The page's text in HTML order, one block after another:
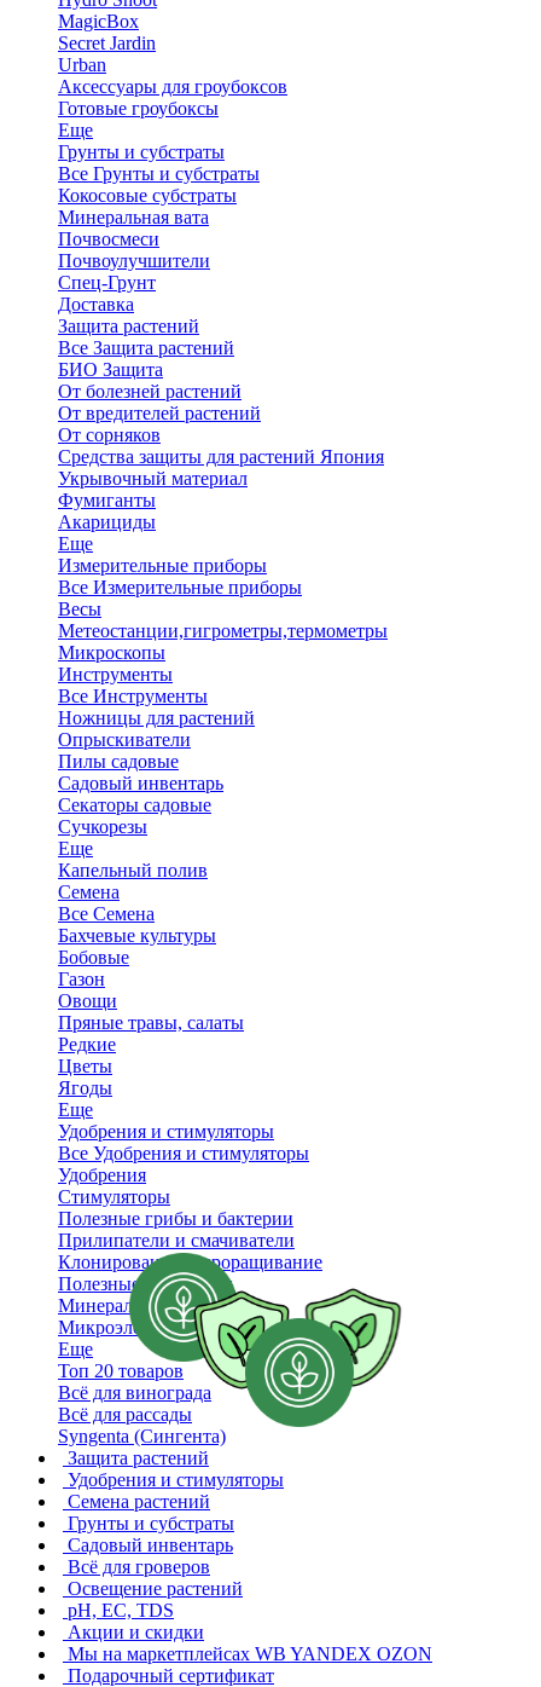
MagicBox
Secret Jardin
Urban
Аксессуары для гроубоксов
Готовые гроубоксы
Еще
Грунты и субстраты
Все Грунты и субстраты
Кокосовые субстраты
Минеральная вата
Почвосмеси
Почвоулучшители
Спец-Грунт
Доставка
Защита растений
Все Защита растений
БИО Защита
От болезней растений
От вредителей растений
От сорняков
Средства защиты для растений Япония
Укрывочный материал
Фумиганты
Акарициды
Еще
Измерительные приборы
Все Измерительные приборы
Весы
Метеостанции,гигрометры,термометры
Микроскопы
Инструменты
Все Инструменты
Ножницы для растений
Опрыскиватели
Пилы садовые
Садовый инвентарь
Секаторы садовые
Сучкорезы
Еще
Капельный полив
Семена
Все Семена
Бахчевые культуры
Бобовые
Газон
Овощи
Пряные травы, салаты
Редкие
Цветы
Ягоды
Еще
Удобрения и стимуляторы
Все Удобрения и стимуляторы
Удобрения
Стимуляторы
Полезные грибы и бактерии
Прилипатели и смачиватели
Клонирование и проращивание
Полезные препараты
Минеральные удобрения
Микроэлементы
Еще
Топ 20 товаров
Всё для винограда
Всё для рассады
Syngenta (Сингента)
Защита растений
Удобрения и стимуляторы
Семена растений
Грунты и субстраты
Садовый инвентарь
Всё для гроверов
Освещение растений
pH, EC, TDS
Акции и скидки
Мы на маркетплейсах WB YANDEX OZON
Подарочный сертификат